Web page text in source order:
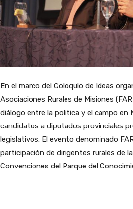
En el marco del Coloquio de Ideas
Asociaciones Rurales de Misiones
diálogo entre la política y el campo en
candidatos a diputados provinciales
legislativos. El evento denominado
participación de dirigentes rurales de
Convenciones del Parque del